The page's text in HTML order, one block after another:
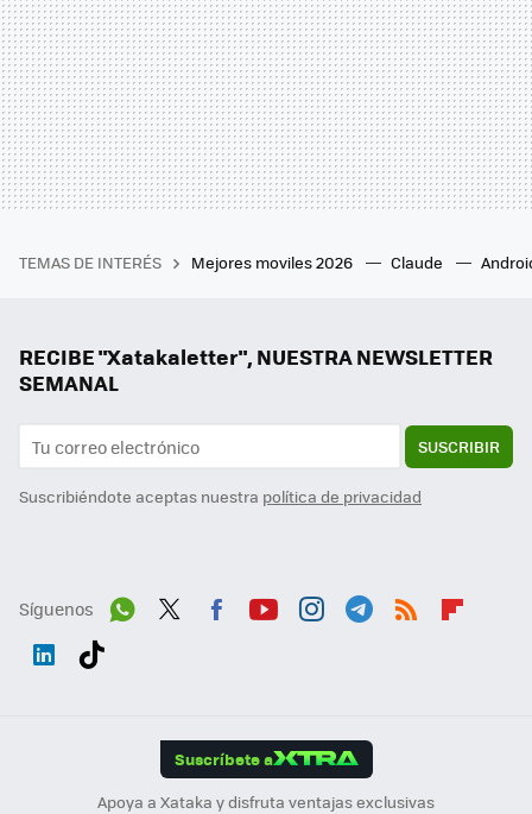
TEMAS DE INTERÉS Mejores moviles 2026 Claude
RECIBE "Xatakaletter", NUESTRA NEWSLETTER
SEMANAL
SUSCRIBIR
Suscribiéndote aceptas nuestra política de privacidad
Síguenos
Suscríbete a
Apoya a Xataka y disfruta ventajas exclusivas